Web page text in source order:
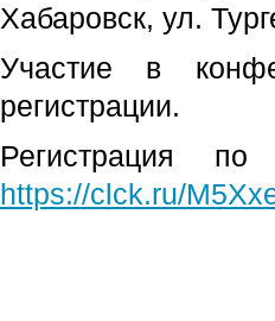
Хабаровск, ул.
Участие в
регистрации.
Регистрация
https://clck.ru/